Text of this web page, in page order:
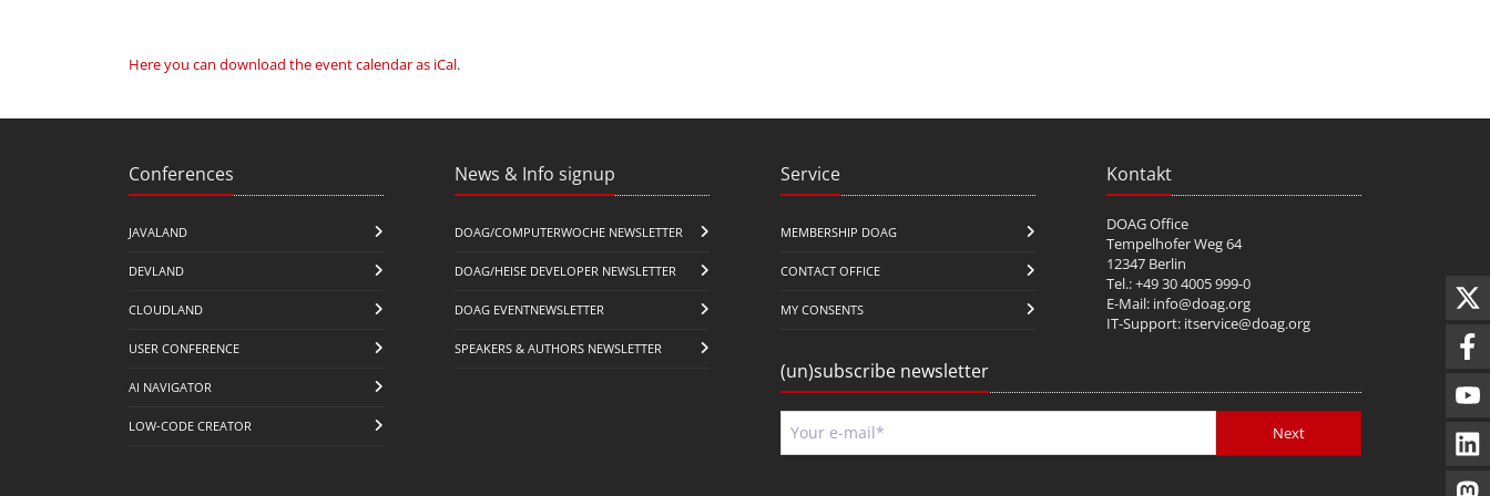
Here you can download the event calendar as iCal.
Conferences
JAVALAND
DEVLAND
CLOUDLAND
USER CONFERENCE
AI NAVIGATOR
LOW-CODE CREATOR
News & Info signup
DOAG/COMPUTERWOCHE NEWSLETTER
DOAG/HEISE DEVELOPER NEWSLETTER
DOAG EVENTNEWSLETTER
SPEAKERS & AUTHORS NEWSLETTER
Service
MEMBERSHIP DOAG
CONTACT OFFICE
MY CONSENTS
Kontakt
DOAG Office
Tempelhofer Weg 64
12347 Berlin
Tel.: +49 30 4005 999-0
E-Mail: info@doag.org
IT-Support: itservice@doag.org
(un)subscribe newsletter
Next